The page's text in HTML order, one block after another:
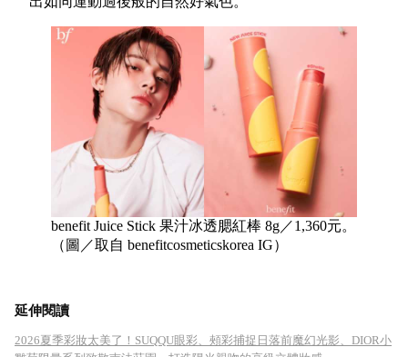
benefit Juice Stick 果汁冰透腮紅棒 8g／1,360元。
（圖／取自 benefitcosmeticskorea IG）
延伸閱讀
2026夏季彩妝太美了！SUQQU眼彩、頰彩捕捉日落前魔幻光影、DIOR小